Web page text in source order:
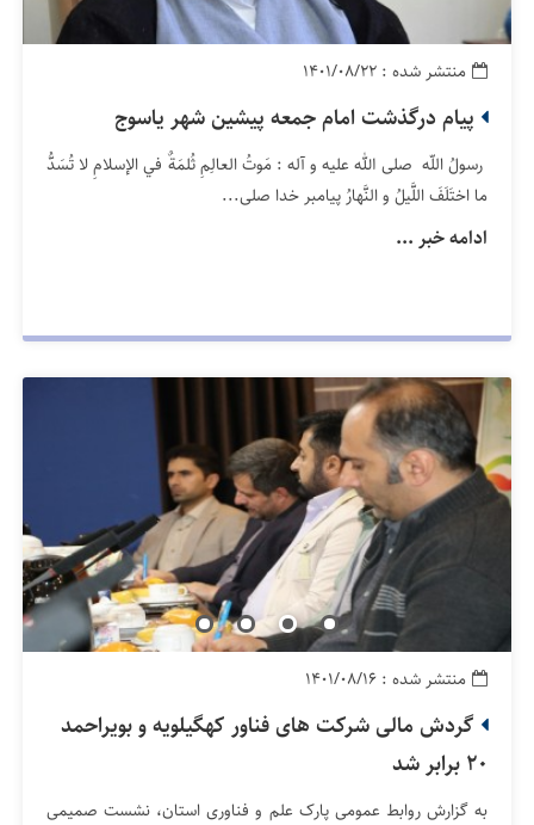
منتشر شده : ۱۴۰۱/۰۸/۲۲
پیام درگذشت امام جمعه پیشین شهر یاسوج
رسولُ اللّه صلى الله عليه و آله : مَوتُ العالِمِ ثُلمَةٌ في الإسلامِ لا تُسَدُّ
ما اختَلَفَ اللَّيلُ و النَّهارُ پيامبر خدا صلى...
ادامه خبر ...
منتشر شده : ۱۴۰۱/۰۸/۱۶
گردش مالی شرکت های فناور کهگیلویه و بویراحمد
20 برابر شد
به گزارش روابط عمومی پارک علم و فناوری استان، نشست صمیمی